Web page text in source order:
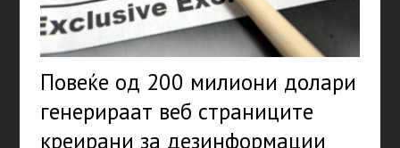
Повеќе од 200 милиони долари
генерираат веб страниците
креирани за дезинформации